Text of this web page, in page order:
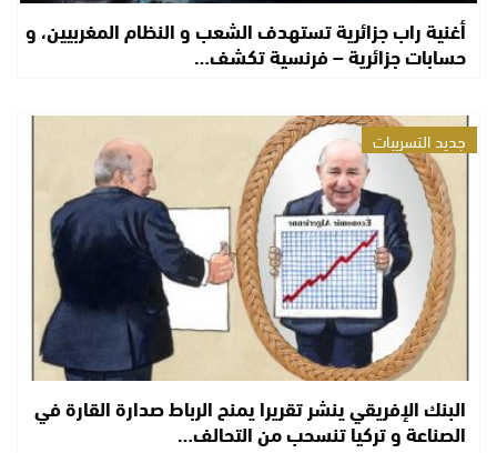
أغنية راب جزائرية تستهدف الشعب و النظام المغربيين، و
حسابات جزائرية – فرنسية تكشف…
جديد التسريبات
البنك الإفريقي ينشر تقريرا يمنح الرباط صدارة القارة في
الصناعة و تركيا تنسحب من التحالف…